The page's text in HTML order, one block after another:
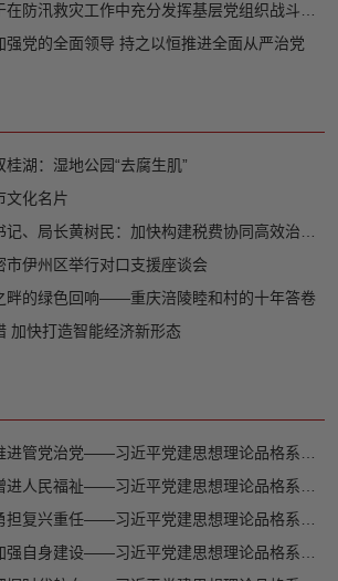
强党的全面领导 持之以恒推进全面从严治党
湖：湿地公园“去腐生肌”
文化名片
市伊州区举行对口支援座谈会
畔的绿色回响——重庆涪陵睦和村的十年答卷
加快打造智能经济新形态